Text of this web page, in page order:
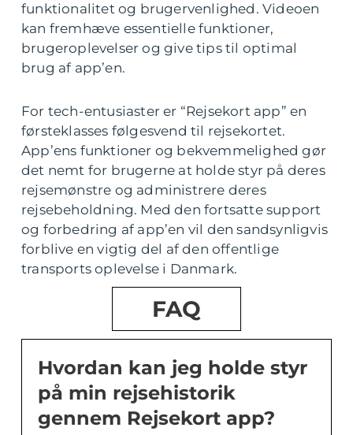
funktionalitet og brugervenlighed. Videoen
kan fremhæve essentielle funktioner,
brugeroplevelser og give tips til optimal
brug af app’en.
For tech-entusiaster er “Rejsekort app” en
førsteklasses følgesvend til rejsekortet.
App’ens funktioner og bekvemmelighed gør
det nemt for brugerne at holde styr på deres
rejsemønstre og administrere deres
rejsebeholdning. Med den fortsatte support
og forbedring af app’en vil den sandsynligvis
forblive en vigtig del af den offentlige
transports oplevelse i Danmark.
FAQ
Hvordan kan jeg holde styr
på min rejsehistorik
gennem Rejsekort app?